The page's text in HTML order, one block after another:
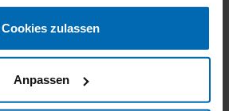
Cookies zulassen
Anpassen
Datenschutzbestimmungen